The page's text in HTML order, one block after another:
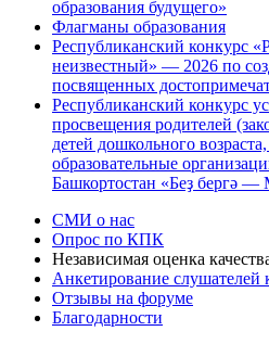
образования будущего»
Флагманы образования
Республиканский конкурс
неизвестный» — 2026 по
посвященных
Республиканский конкурс
просвещения родителей
детей дошкольного
образовательные
Башкортостан «Беҙ бергә —
СМИ о нас
Опрос по КПК
Независимая оценка
Анкетирование
Отзывы на форуме
Благодарности